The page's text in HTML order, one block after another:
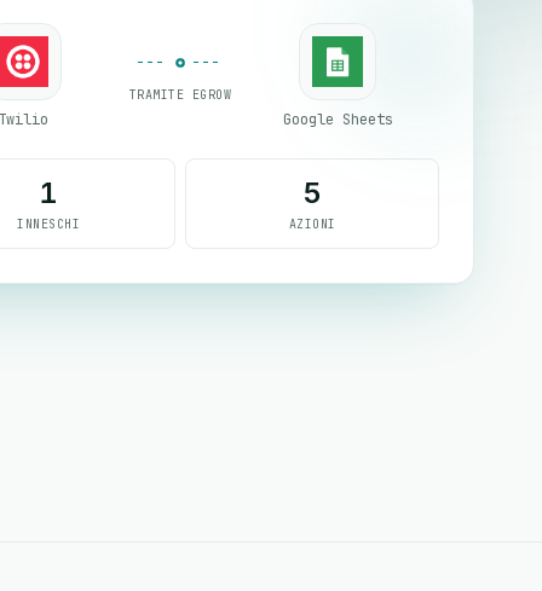
TRAMITE EGROW
Google Sheets
1
INNESCHI
5
AZIONI